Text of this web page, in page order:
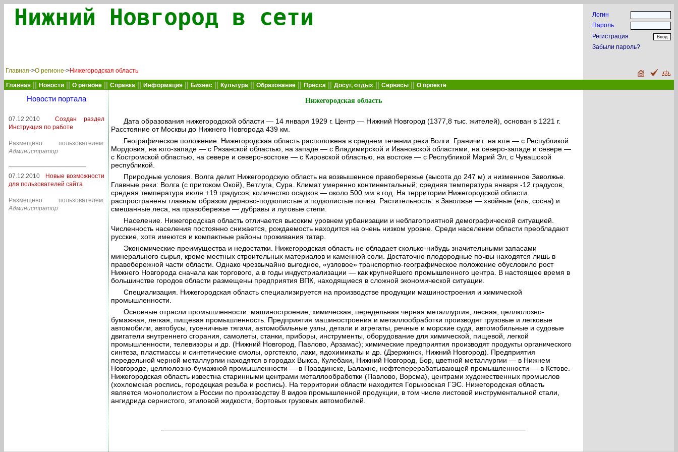
Нижний Новгород в сети
Нижегородская область
Дата образования нижегородской области — 14 января 1929 г. Центр — Нижний Новгород (1377,8 тыс. жителей), основан в 1221 г.
Расстояние от Москвы до Нижнего Новгорода 439 км.
Географическое положение. Нижегородская область расположена в среднем течении реки Волги. Граничит: на юге — с Республикой
Мордовия, на юго-западе — с Рязанской областью, на западе — с Владимирской и Ивановской областями, на северо-западе и севере —
с Костромской областью, на севере и северо-востоке — с Кировской областью, на востоке — с Республикой Марий Эл, с Чувашской
республикой.
Природные условия. Волга делит Нижегородскую область на возвышенное правобережье (высота до 247 м) и низменное Заволжье.
Главные реки: Волга (с притоком Окой), Ветлуга, Сура. Климат умеренно континентальный; средняя температура января -12 градусов,
средняя температура июля +19 градусов; количество осадков — около 500 мм в год. На территории Нижегородской области
распространены главным образом дерново-подзолистые и подзолистые почвы. Растительность: в Заволжье — хвойные (ель, сосна) и
смешанные леса, на правобережье — дубравы и луговые степи.
Население. Нижегородская область отличается высоким уровнем урбанизации и неблагоприятной демографической ситуацией.
Численность населения постоянно снижается, рождаемость находится на очень низком уровне. Среди населении области преобладают
русские, хотя имеются и компактные районы проживания татар.
Экономические преимущества и недостатки. Нижегородская область не обладает сколько-нибудь значительными запасами
минерального сырья, кроме местных строительных материалов и каменной соли. Достаточно плодородные почвы находятся лишь в
правобережной части области. Однако чрезвычайно выгодное, «узловое» транспортно-географическое положение обусловило рост
Нижнего Новгорода сначала как торгового, а в годы индустриализации — как крупнейшего промышленного центра. В настоящее время в
большинстве городов области размещены предприятия ВПК, находящиеся в сложной экономической ситуации.
Специализация. Нижегородская область специализируется на производстве продукции машиностроения и химической
промышленности.
Основные отрасли промышленности: машиностроение, химическая, передельная черная металлургия, лесная, целлюлозно-
бумажная, легкая, пищевая промышленность. Предприятия машиностроения и металлообработки производят грузовые и легковые
автомобили, автобусы, гусеничные тягачи, автомобильные узлы, детали и агрегаты, речные и морские суда, автомобильные и судовые
двигатели внутреннего сгорания, самолеты, станки, приборы, инструменты, оборудование для химической, пищевой, легкой
промышленности, телевизоры и др. (Нижний Новгород, Павлово, Арзамас); химические предприятия производят продукты органического
синтеза, пластмассы и синтетические смолы, оргстекло, лаки, ядохимикаты и др. (Дзержинск, Нижний Новгород). Предприятия
передельной черной металлургии находятся в городах Выкса, Кулебаки, Нижний Новгород, Бор, цветной металлургии — в Нижнем
Новгороде, целлюлозно-бумажной промышленности — в Правдинске, Балахне, нефтеперерабатывающей промышленности — в Кстове.
Нижегородская область известна старинными центрами металлообработки (Павлово, Ворсма), центрами художественных промыслов
(хохломская роспись, городецкая резьба и роспись). На территории области находится Горьковская ГЭС. Нижегородская область
является монополистом в России по производству 8 видов промышленной продукции, в том числе листовой инструментальной стали,
ангидрида сернистого, этиловой жидкости, бортовых грузовых автомобилей.
Главная->О регионе->Нижегородская область
Логин
Пароль
Регистрация
Забыли пароль?
Главная Новости О регионе Справка Информация Бизнес Культура Образование Пресса Досуг, отдых Сервисы О проекте
Новости портала
07.12.2010
Создан раздел
Инструкция по работе
Размещено пользователем:
Администратор
07.12.2010
Новые возможности
для пользователей сайта
Размещено пользователем:
Администратор